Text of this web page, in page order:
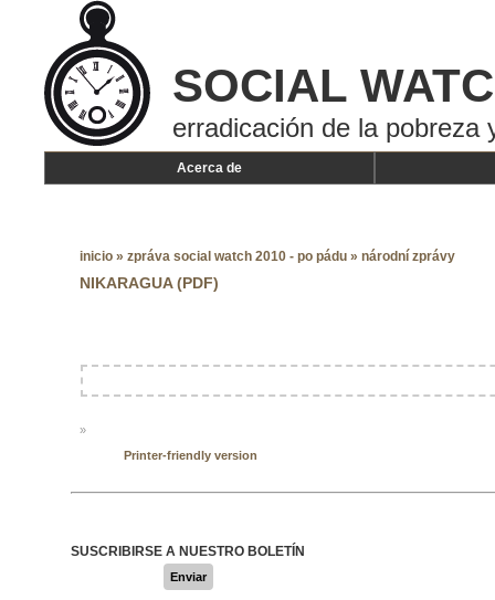
SOCIAL
erradicación de la pobreza
Acerca de
inicio » zpráva social watch 2010 - po pádu » národní zprávy
NIKARAGUA (PDF)
»
Printer-friendly version
SUSCRIBIRSE A NUESTRO BOLETÍN
Enviar